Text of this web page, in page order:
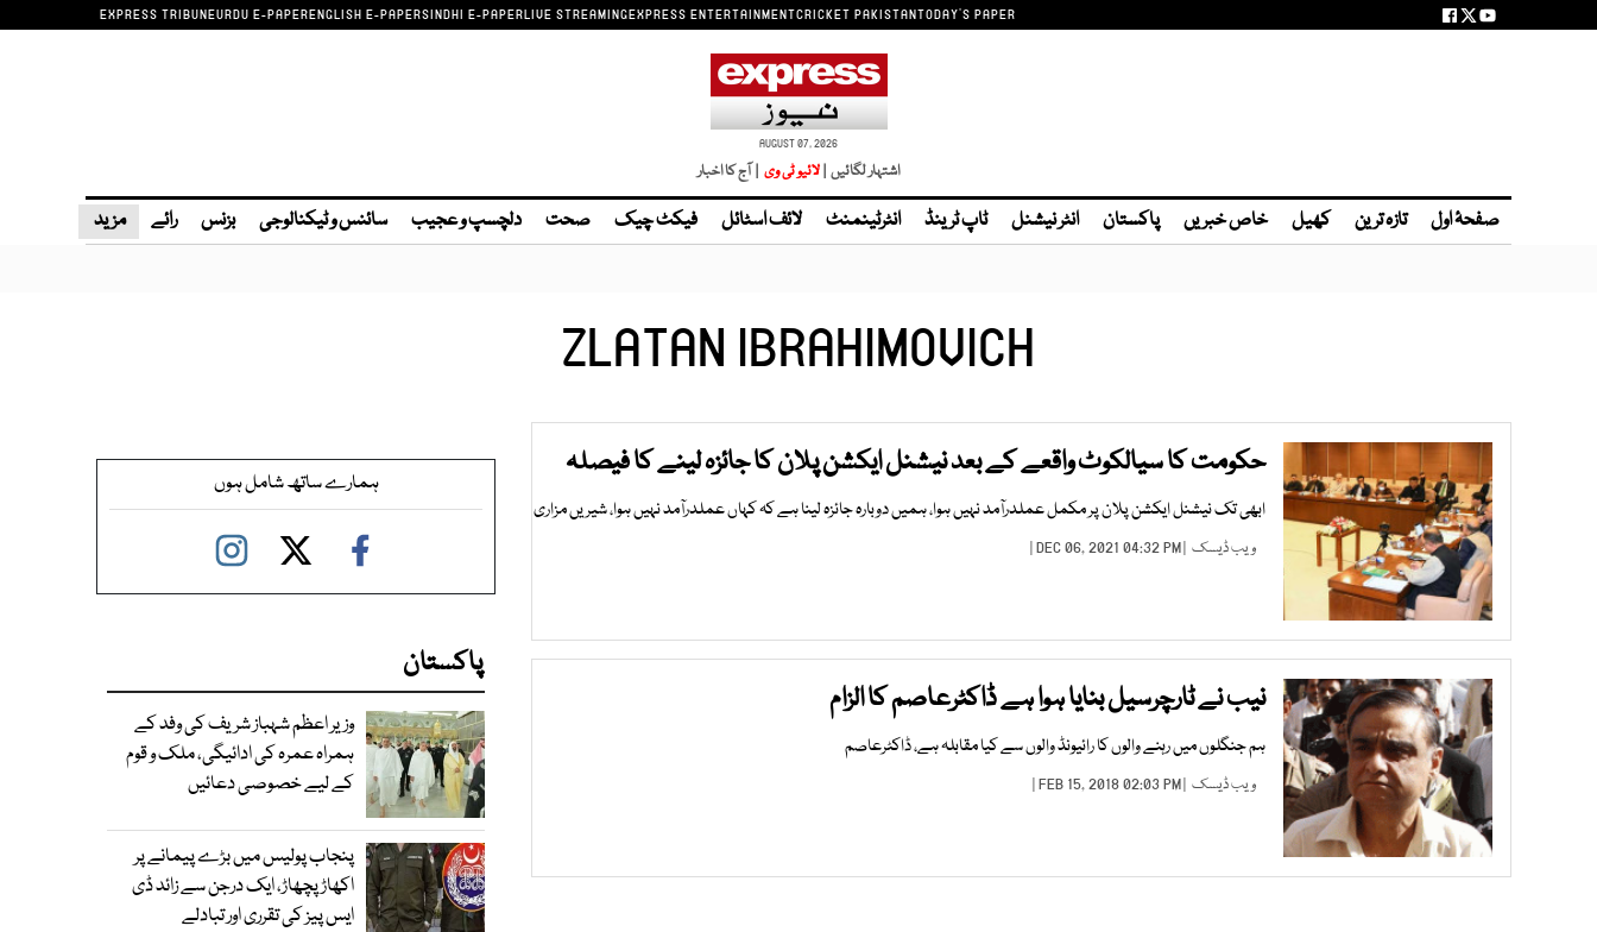
EXPRESS TRIBUNEURDU E-PAPERENGLISH E-PAPERSINDHI E-PAPERLIVE STREAMINGEXPRESS ENTERTAINMENTCRICKET PAKISTANTODAY'S PAPER
AUGUST 07, 2026
اشتہار لگائیں | | آج کا اخبار
صفحۂ اول تازہ ترین کھیل خاص خبریں پاکستان انٹر نیشنل ٹاپ ٹرینڈ انٹرٹینمنٹ لائف اسٹائل فیکٹ چیک صحت دلچسپ و عجیب سائنس و ٹیکنالوجی بزنس رائے مزید
ZLATAN IBRAHIMOVICH
حکومت کا سیالکوٹ واقعے کے بعد نیشنل ایکشن پلان کا جائزہ لینے کا فیصلہ
ابھی تک نیشنل ایکشن پلان پر مکمل عملدرآمد نہیں ہوا، ہمیں دوبارہ جائزہ لینا ہے کہ کہاں عملدرآمد نہیں ہوا، شیریں مزاری
ویب ڈیسک | DEC 06, 2021 04:32 PM |
نیب نے ٹارچرسیل بنایا ہوا ہے ڈاکٹرعاصم کا الزام
ہم جنگلوں میں رہنے والوں کا رائیونڈ والوں سے کیا مقابلہ ہے، ڈاکٹرعاصم
ویب ڈیسک | FEB 15, 2018 02:03 PM |
ہمارے ساتھ شامل ہوں
پاکستان
وزیر اعظم شہباز شریف کی وفد کے
ہمراہ عمرہ کی ادائیگی، ملک و قوم
کے لیے خصوصی دعائیں
پنجاب پولیس میں بڑے پیمانے پر
اکھاڑ پچھاڑ، ایک درجن سے زائد ڈی
ایس پیز کی تقرری اور تبادلے